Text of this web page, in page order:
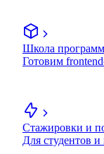
Школа
Готовим
Стажировки и
Для студентов